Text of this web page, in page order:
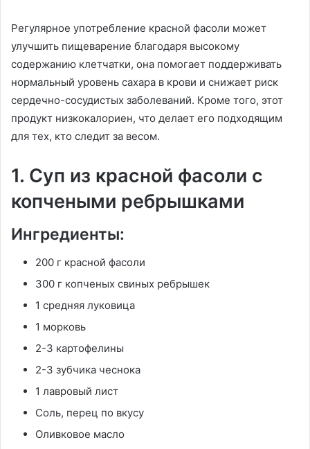
Регулярное употребление красной фасоли может
улучшить пищеварение благодаря высокому
содержанию клетчатки, она помогает поддерживать
нормальный уровень сахара в крови и снижает риск
сердечно-сосудистых заболеваний. Кроме того, этот
продукт низкокалориен, что делает его подходящим
для тех, кто следит за весом.
1. Суп из красной фасоли с
копчеными ребрышками
Ингредиенты:
200 г красной фасоли
300 г копченых свиных ребрышек
1 средняя луковица
1 морковь
2-3 картофелины
2-3 зубчика чеснока
1 лавровый лист
Соль, перец по вкусу
Оливковое масло